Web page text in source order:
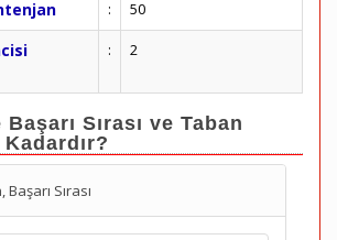
: 50
: 2
Sırası ve Taban
Başarı Sırası